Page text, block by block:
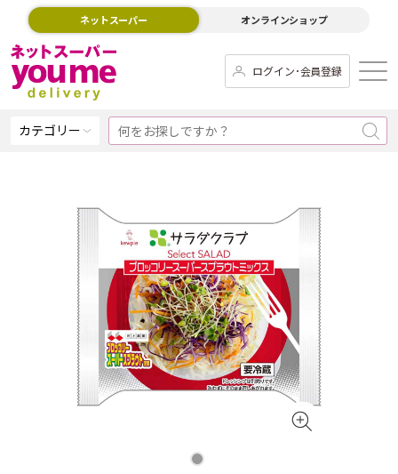
ネットスーパー オンラインショップ
ログイン･会員登録
カテゴリー